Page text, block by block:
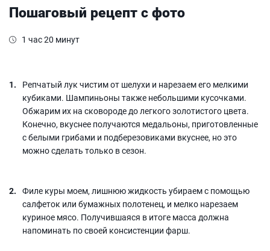
Пошаговый рецепт с фото
1 час 20 минут
Репчатый лук чистим от шелухи и нарезаем его мелкими
кубиками. Шампиньоны также небольшими кусочками.
Обжарим их на сковороде до легкого золотистого цвета.
Конечно, вкуснее получаются медальоны, приготовленные
с белыми грибами и подберезовиками вкуснее, но это
можно сделать только в сезон.
Филе куры моем, лишнюю жидкость убираем с помощью
салфеток или бумажных полотенец, и мелко нарезаем
куриное мясо. Получившаяся в итоге масса должна
напоминать по своей консистенции фарш.